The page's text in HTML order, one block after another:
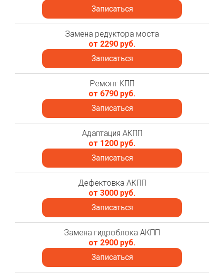
Записаться
Замена редуктора моста
от 2290 руб.
Записаться
Ремонт КПП
от 6790 руб.
Записаться
Адаптация АКПП
от 1200 руб.
Записаться
Дефектовка АКПП
от 3000 руб.
Записаться
Замена гидроблока АКПП
от 2900 руб.
Записаться